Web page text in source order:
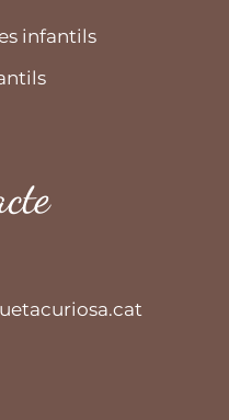
infantils